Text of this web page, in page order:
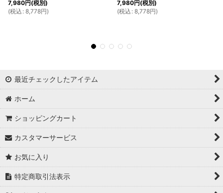
7,980円(税別)
(税込 : 8,778円)
7,980円(税別)
(税込 : 8,778円)
最近チェックしたアイテム
ホーム
ショッピングカート
カスタマーサービス
お気に入り
特定商取引法表示